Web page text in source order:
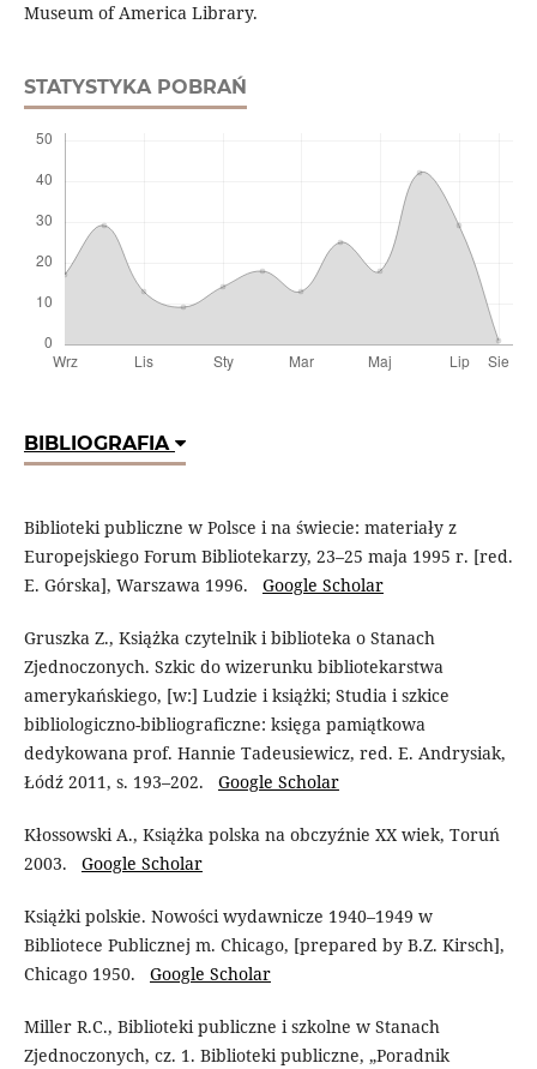
Museum of America Library.
STATYSTYKA POBRAŃ
BIBLIOGRAFIA
Biblioteki publiczne w Polsce i na świecie: materiały z
Europejskiego Forum Bibliotekarzy, 23–25 maja 1995 r. [red.
E. Górska], Warszawa 1996. Google Scholar
Gruszka Z., Książka czytelnik i biblioteka o Stanach
Zjednoczonych. Szkic do wizerunku bibliotekarstwa
amerykańskiego, [w:] Ludzie i książki; Studia i szkice
bibliologiczno-bibliograficzne: księga pamiątkowa
dedykowana prof. Hannie Tadeusiewicz, red. E. Andrysiak,
Łódź 2011, s. 193–202. Google Scholar
Kłossowski A., Książka polska na obczyźnie XX wiek, Toruń
2003. Google Scholar
Książki polskie. Nowości wydawnicze 1940–1949 w
Bibliotece Publicznej m. Chicago, [prepared by B.Z. Kirsch],
Chicago 1950. Google Scholar
Miller R.C., Biblioteki publiczne i szkolne w Stanach
Zjednoczonych, cz. 1. Biblioteki publiczne, „Poradnik